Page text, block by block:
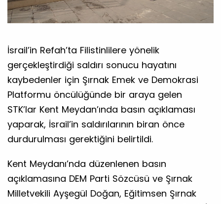
İsrail’in Refah’ta Filistinlilere yönelik
gerçekleştirdiği saldırı sonucu hayatını
kaybedenler için Şırnak Emek ve Demokrasi
Platformu öncülüğünde bir araya gelen
STK’lar Kent Meydan’ında basın açıklaması
yaparak, İsrail’in saldırılarının biran önce
durdurulması gerektiğini belirtildi.
Kent Meydanı’nda düzenlenen basın
açıklamasına DEM Parti Sözcüsü ve Şırnak
Milletvekili Ayşegül Doğan, Eğitimsen Şırnak